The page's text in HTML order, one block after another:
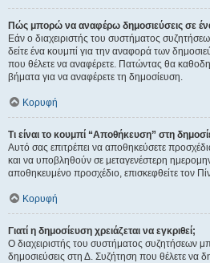
Πώς μπορώ να αναφέρω δημοσιεύσεις σε
Εάν ο διαχειριστής του συστήματος
δείτε ένα κουμπί για την αναφορά των
που θέλετε να αναφέρετε. Πατώντας θα
βήματα για να αναφέρετε τη δημοσίευση.
Κορυφή
Τι είναι το κουμπί “Αποθήκευση” στη
Αυτό σας επιτρέπει να αποθηκεύσετε
και να υποβληθούν σε μεταγενέστερη
αποθηκευμένο προσχέδιο, επισκεφθείτε τον
Κορυφή
Γιατί η δημοσίευση χρειάζεται να εγκριθεί;
Ο διαχειριστής του συστήματος συζητήσεων
δημοσιεύσεις στη Δ. Συζήτηση που θέλετε να